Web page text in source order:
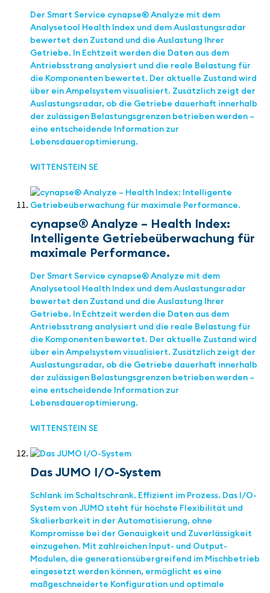
Der Smart Service cynapse® Analyze mit dem
Analysetool Health Index und dem Auslastungsradar
bewertet den Zustand und die Auslastung Ihrer
Getriebe. In Echtzeit werden die Daten aus dem
Antriebsstrang analysiert und die reale Belastung für
die Komponenten bewertet. Der aktuelle Zustand wird
über ein Ampelsystem visualisiert. Zusätzlich zeigt der
Auslastungsradar, ob die Getriebe dauerhaft innerhalb
der zulässigen Belastungsgrenzen betrieben werden –
eine entscheidende Information zur
Lebensdaueroptimierung.
WITTENSTEIN SE
cynapse® Analyze – Health Index:
Intelligente Getriebeüberwachung für
maximale Performance.
Der Smart Service cynapse® Analyze mit dem
Analysetool Health Index und dem Auslastungsradar
bewertet den Zustand und die Auslastung Ihrer
Getriebe. In Echtzeit werden die Daten aus dem
Antriebsstrang analysiert und die reale Belastung für
die Komponenten bewertet. Der aktuelle Zustand wird
über ein Ampelsystem visualisiert. Zusätzlich zeigt der
Auslastungsradar, ob die Getriebe dauerhaft innerhalb
der zulässigen Belastungsgrenzen betrieben werden –
eine entscheidende Information zur
Lebensdaueroptimierung.
WITTENSTEIN SE
Das JUMO I/O-System
Schlank im Schaltschrank. Effizient im Prozess. Das I/O-
System von JUMO steht für höchste Flexibilität und
Skalierbarkeit in der Automatisierung, ohne
Kompromisse bei der Genauigkeit und Zuverlässigkeit
einzugehen. Mit zahlreichen Input- und Output-
Modulen, die generationsübergreifend im Mischbetrieb
eingesetzt werden können, ermöglicht es eine
maßgeschneiderte Konfiguration und optimale